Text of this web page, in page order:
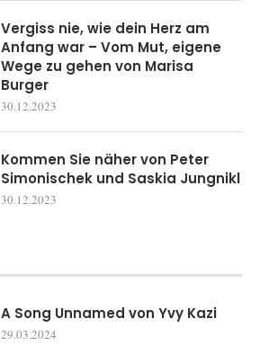
Vergiss nie, wie dein Herz am
Anfang war – Vom Mut, eigene
Wege zu gehen von Marisa
Burger
30.12.2023
Kommen Sie näher von Peter
Simonischek und Saskia Jungnikl
30.12.2023
A Song Unnamed von Yvy Kazi
29.03.2024